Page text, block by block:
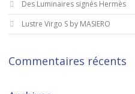
Des Luminaires signés Hermès
Lustre Virgo S by MASIERO
Commentaires récents